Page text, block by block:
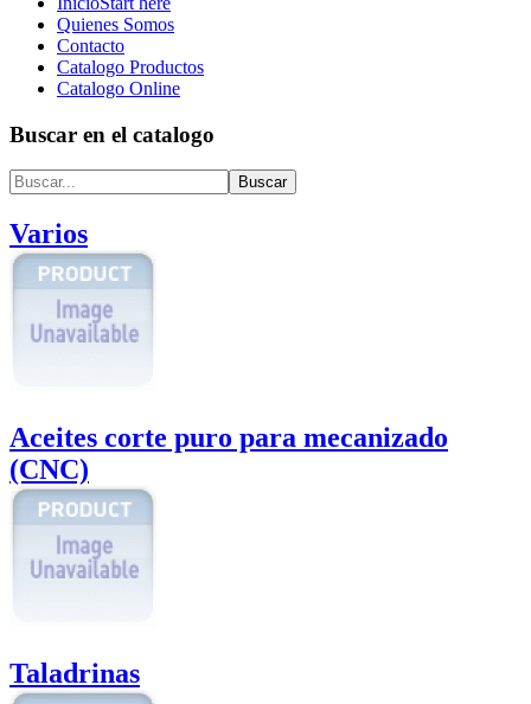
Quienes Somos
Contacto
Catalogo Productos
Catalogo Online
Buscar en el catalogo
Varios
Aceites corte puro para mecanizado
(CNC)
Taladrinas